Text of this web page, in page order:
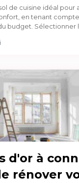
de cuisine idéal pour
en tenant
budget. Sélectionner
d'or à
rénover